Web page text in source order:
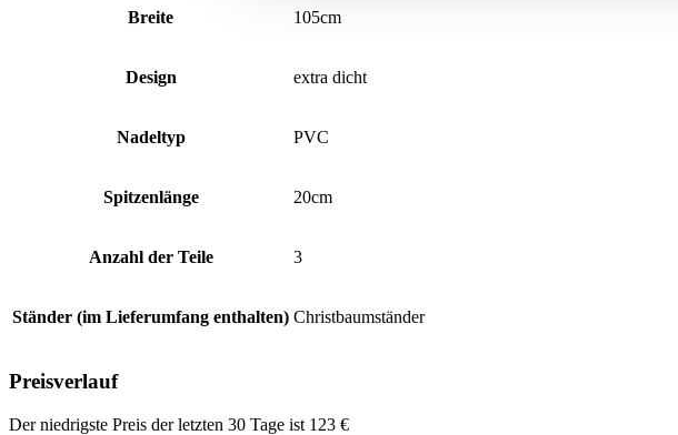
Breite 105cm
Design extra dicht
Nadeltyp PVC
Spitzenlänge 20cm
Anzahl der Teile 3
Ständer (im Lieferumfang enthalten) Christbaumständer
Preisverlauf
Der niedrigste Preis der letzten 30 Tage ist 123 €